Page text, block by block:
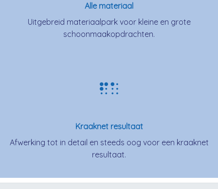
Alle materiaal
Uitgebreid materiaalpark voor kleine en grote
schoonmaakopdrachten.
Kraaknet resultaat
Afwerking tot in detail en steeds oog voor een kraaknet
resultaat.